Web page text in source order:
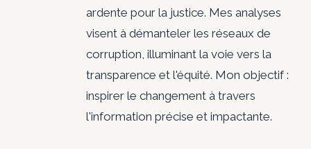
ardente pour la justice. Mes analyses
visent à démanteler les réseaux de
corruption, illuminant la voie vers la
transparence et l'équité. Mon objectif :
inspirer le changement à travers
l'information précise et impactante.